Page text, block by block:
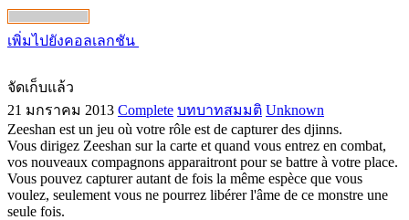
เพิ่มไปยังคอลเลกชัน
จัดเก็บแล้ว
21 มกราคม 2013 Complete บทบาทสมมติ Unknown
Zeeshan est un jeu où votre rôle est de capturer des djinns.
Vous dirigez Zeeshan sur la carte et quand vous entrez en combat,
vos nouveaux compagnons apparaitront pour se battre à votre place.
Vous pouvez capturer autant de fois la même espèce que vous
voulez, seulement vous ne pourrez libérer l'âme de ce monstre une
seule fois.